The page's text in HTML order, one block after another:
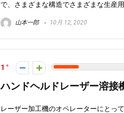
で、さまざまな構造でさまざまな生産
山本一郎 10月 12, 2020
1
ハンドヘルドレーザー溶接
レーザー加工機のオペレーターにとっ